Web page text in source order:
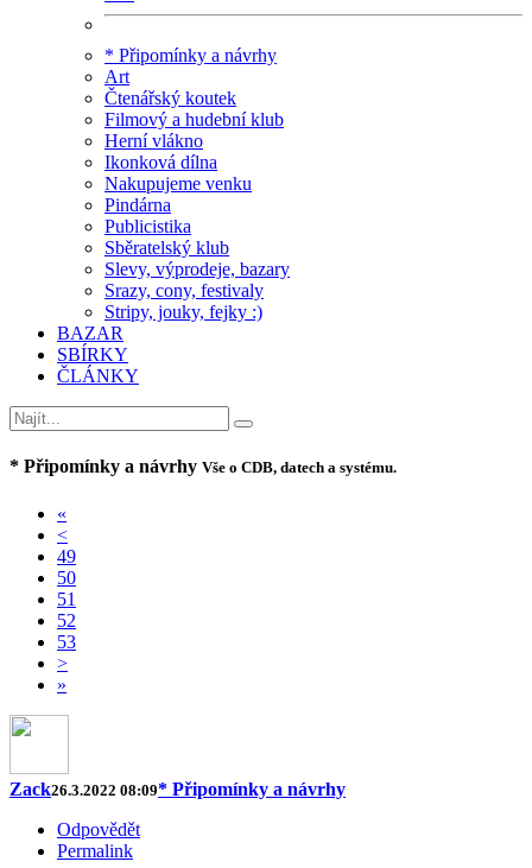
* Připomínky a návrhy
Art
Čtenářský koutek
Filmový a hudební klub
Herní vlákno
Ikonková dílna
Nakupujeme venku
Pindárna
Publicistika
Sběratelský klub
Slevy, výprodeje, bazary
Srazy, cony, festivaly
Stripy, jouky, fejky :)
BAZAR
SBÍRKY
ČLÁNKY
* Připomínky a návrhy Vše o CDB, datech a systému.
«
<
49
50
51
52
53
>
»
Zack26.3.2022 08:09* Připomínky a návrhy
Odpovědět
Permalink